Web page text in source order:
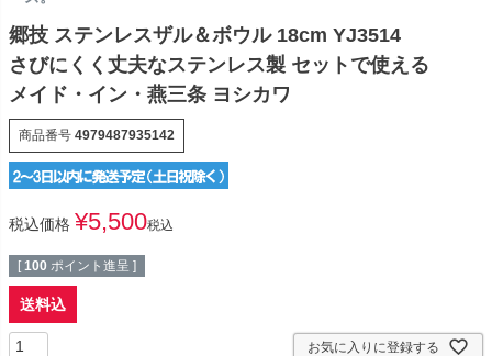
郷技 ステンレスザル＆ボウル 18cm YJ3514
さびにくく丈夫なステンレス製 セットで使える
メイド・イン・燕三条 ヨシカワ
商品番号 4979487935142
税込価格 ¥5,500税込
[ 100 ポイント進呈 ]
送料込
お気に入りに登録する